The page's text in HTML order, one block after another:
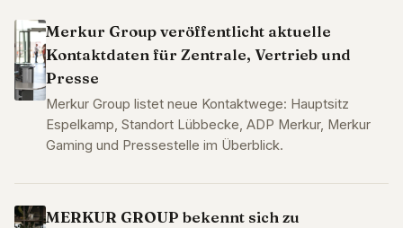
Merkur Group veröffentlicht aktuelle
Kontaktdaten für Zentrale, Vertrieb und
Presse
Merkur Group listet neue Kontaktwege: Hauptsitz
Espelkamp, Standort Lübbecke, ADP Merkur, Merkur
Gaming und Pressestelle im Überblick.
MERKUR GROUP bekennt sich zu